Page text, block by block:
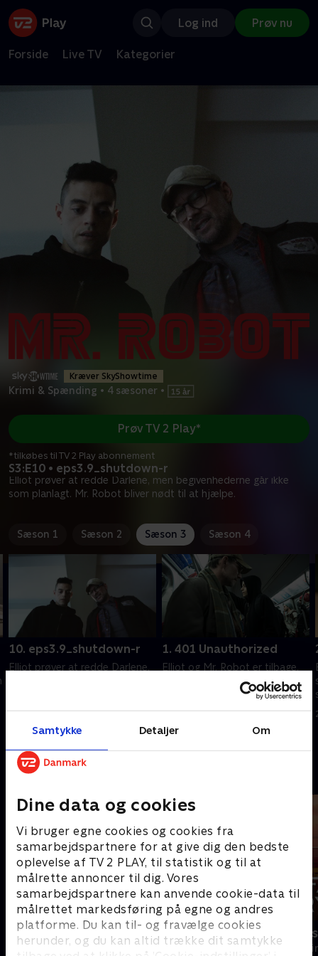
Samtykke Detaljer Om
Dine data og cookies
Vi bruger egne cookies og cookies fra
samarbejdspartnere for at give dig den bedste
oplevelse af TV 2 PLAY, til statistik og til at
målrette annoncer til dig. Vores
samarbejdspartnere kan anvende cookie-data til
målrettet markedsføring på egne og andres
platforme. Du kan til- og fravælge cookies
herunder, og du kan altid trække dit samtykke
Log ind Prøv nu
Forside Live TV Kategorier
Kræver SkyShowtime
Krimi & Spænding • 4 sæsoner •
S3:E10 • eps3.9_shutdown-r
Elliot prøver at redde Darlene, men begivenhederne går ikke
som planlagt. Mr. Robot bliver nødt til at hjælpe.
Prøv TV 2 Play*
*tilkøbes til TV 2 Play abonnement
Sæson 1 Sæson 2 Sæson 3 Sæson 4
10. eps3.9_shutdown-r
Elliot prøver at redde Darlene,
20. september 2022 • 55 min
1. 401 Unauthorized
Elliot og Mr. Robot er tilbage.
Darlene er i problemer. Tyrell
keder sig, og Dom kæmper
20. september 2022 • 58 min
Andre så også
Granite Harbour
Krimi & Spænding • 2 sæsoner
Farligt
Krimi &